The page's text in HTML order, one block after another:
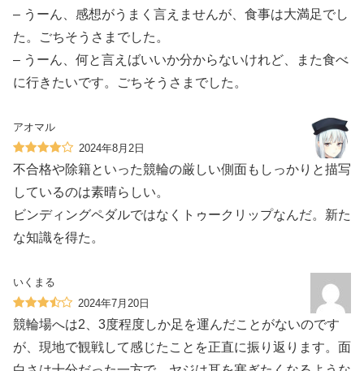
– うーん、感想がうまく言えませんが、食事は大満足でし
た。ごちそうさまでした。
– うーん、何と言えばいいか分からないけれど、また食べ
に行きたいです。ごちそうさまでした。
アオマル
2024年8月2日
不合格や除籍といった競輪の厳しい側面もしっかりと描写
しているのは素晴らしい。
ビンディングペダルではなくトゥークリップなんだ。新た
な知識を得た。
いくまる
2024年7月20日
競輪場へは2、3度程度しか足を運んだことがないのです
が、現地で観戦して感じたことを正直に振り返ります。面